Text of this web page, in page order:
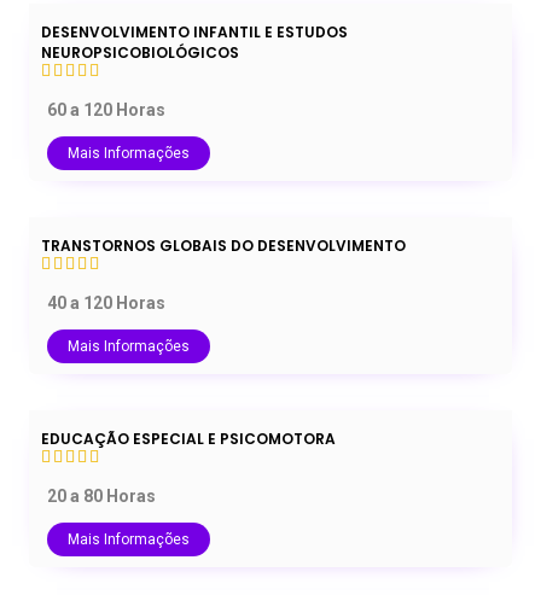
DESENVOLVIMENTO INFANTIL E ESTUDOS
NEUROPSICOBIOLÓGICOS
60 a 120 Horas
Mais Informações
TRANSTORNOS GLOBAIS DO DESENVOLVIMENTO
40 a 120 Horas
Mais Informações
EDUCAÇÃO ESPECIAL E PSICOMOTORA
20 a 80 Horas
Mais Informações